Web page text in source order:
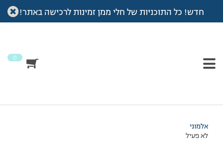
חדש! כל התוכניות של חלי ממן זמינות לרכישה באתר!
0
עמוד הבית >דיונים>פורום >רישום יום רביעי.
מוצגות 2 תגובות – 1 עד 2 (מתוך 2 סה״כ)
אלמוני
לא פעיל